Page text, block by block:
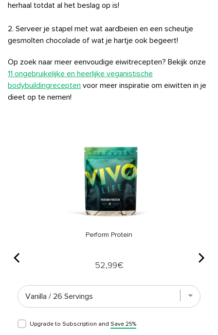
herhaal totdat al het beslag op is!
2. Serveer je stapel met wat aardbeien en een scheutje
gesmolten chocolade of wat je hartje ook begeert!
Op zoek naar meer eenvoudige eiwitrecepten? Bekijk onze
11 ongebruikelijke en heerlijke veganistische
bodybuildingrecepten voor meer inspiratie om eiwitten in je
dieet op te nemen!
Perform Protein
Price
52,99€
Upgrade to Subscription and Save 25%